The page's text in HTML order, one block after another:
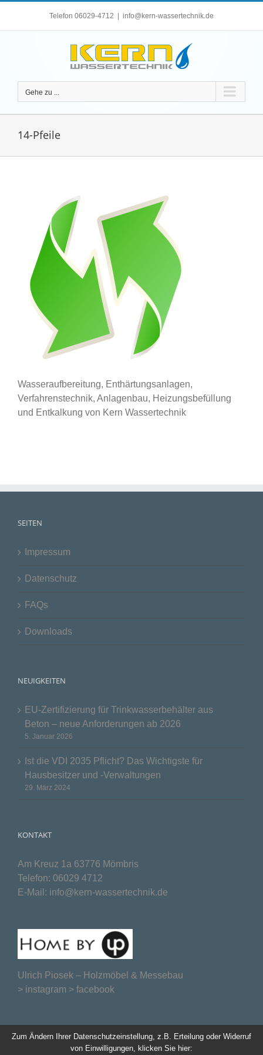
Telefon 06029-4712 info@kern-wassertechnik.de
Gehe zu ...
14-Pfeile
Wasseraufbereitung, Enthärtungsanlagen,
Verfahrenstechnik, Anlagenbau, Heizungsbefüllung
und Entkalkung von Kern Wassertechnik
SEITEN
Impressum
Datenschutz
FAQs
Downloads
NEUIGKEITEN
EU-Zertifizierung für Trinkwasserbehälter aus
Beton – neue Anforderungen ab 2026
5. Januar 2026
Ist die VDI 2035 Pflicht? Das Wichtigste für
Hausbesitzer und -Verwaltungen
29. März 2024
KONTAKT
Am Kreuz 1a 63776 Mömbris
Telefon: 06029 4712
E-Mail: info@kern-wassertechnik.de
Ulrich Piosek – Holzmöbel & Messebau
> instagram > facebook
Zum Ändern Ihrer Datenschutzeinstellung, z.B. Erteilung oder Widerruf
von Einwilligungen, klicken Sie hier: